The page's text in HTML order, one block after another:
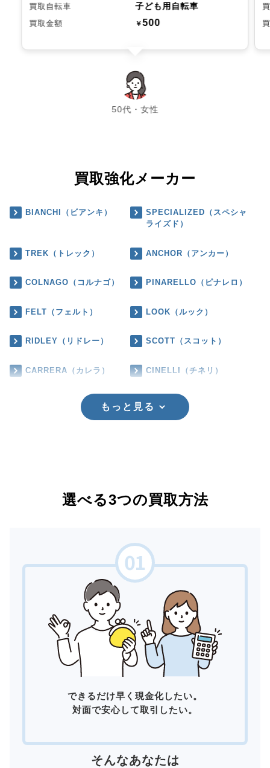
買取自転車 子ども用自転車
買取金額 ￥500
50代・女性
chevron_left chevron_right
買取強化メーカー
BIANCHI（ビアンキ）
SPECIALIZED（スペシャ
ライズド）
TREK（トレック） ANCHOR（アンカー）
COLNAGO（コルナゴ） PINARELLO（ピナレロ）
FELT（フェルト） LOOK（ルック）
RIDLEY（リドレー） SCOTT（スコット）
CARRERA（カレラ） CINELLI（チネリ）
もっと見る
選べる3つの買取方法
できるだけ早く現金化したい。
対面で安心して取引したい。
そんなあなたは